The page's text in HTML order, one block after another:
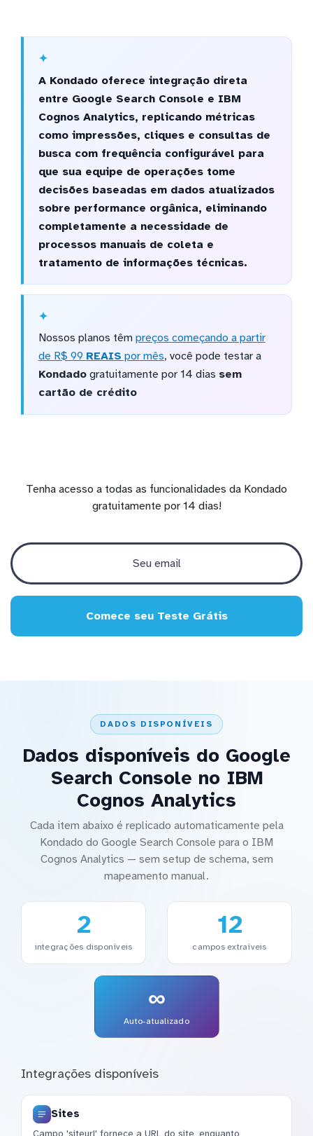
A Kondado oferece integração direta
entre Google Search Console e IBM
Cognos Analytics, replicando métricas
como impressões, cliques e consultas de
busca com frequência configurável para
que sua equipe de operações tome
decisões baseadas em dados atualizados
sobre performance orgânica, eliminando
completamente a necessidade de
processos manuais de coleta e
tratamento de informações técnicas.
Nossos planos têm preços começando a partir
de R$ 99 REAIS por mês, você pode testar a
Kondadogratuitamente por 14 dias sem
cartão de crédito
Tenha acesso a todas as funcionalidades da Kondado
gratuitamente por 14 dias!
Comece seu Teste Grátis
DADOS DISPONÍVEIS
Dados disponíveis do Google
Search Console no IBM
Cognos Analytics
Cada item abaixo é replicado automaticamente pela
Kondado do Google Search Console para o IBM
Cognos Analytics — sem setup de schema, sem
mapeamento manual.
2
integrações disponíveis
12
campos extraíveis
∞
Auto-atualizado
Integrações disponíveis
Sites